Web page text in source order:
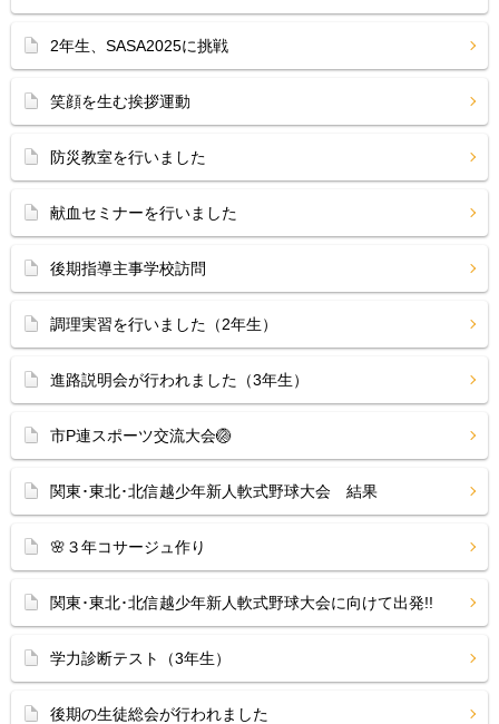
2年生、SASA2025に挑戦
笑顔を生む挨拶運動
防災教室を行いました
献血セミナーを行いました
後期指導主事学校訪問
調理実習を行いました（2年生）
進路説明会が行われました（3年生）
市P連スポーツ交流大会🏐
関東･東北･北信越少年新人軟式野球大会 結果
🌸３年コサージュ作り
関東･東北･北信越少年新人軟式野球大会に向けて出発!!
学力診断テスト（3年生）
後期の生徒総会が行われました